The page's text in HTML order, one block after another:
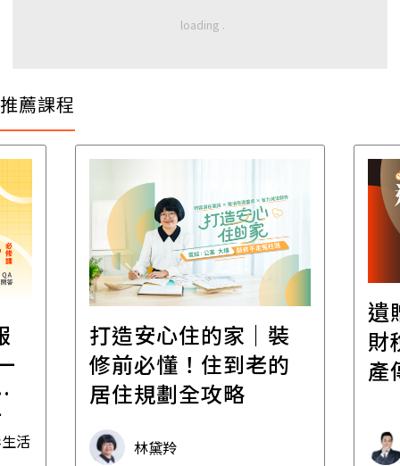
推薦課程
活
打造安心住的家｜裝
修前必懂！住到老的
居住規劃全攻略
林黛羚
遺
財
產